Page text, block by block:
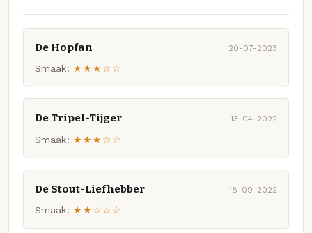
De Hopfan 20-07-2023
Smaak: ★★★☆☆
De Tripel-Tijger 13-04-2022
Smaak: ★★★☆☆
De Stout-Liefhebber 18-09-2022
Smaak: ★★☆☆☆